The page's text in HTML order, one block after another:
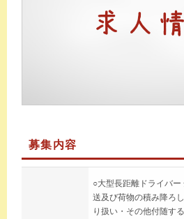
募集内容
○大型長距離ドライバ
送及び荷物の積み降ろ
り扱い・その他付随す